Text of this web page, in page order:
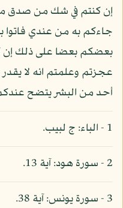
إن كنتم في شك من صدق
جاءكم به من عندي فاتوا
بعضكم بعضا على ذلك إن
عجزتم وعلمتم انه لا
أحد من البشر يتضح عندكم
1 - الباء: ج لبيب.
2 - سورة هود: آية 13.
3 - سورة يونس: آية 38.